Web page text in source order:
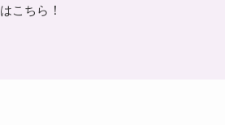
はこちら ！